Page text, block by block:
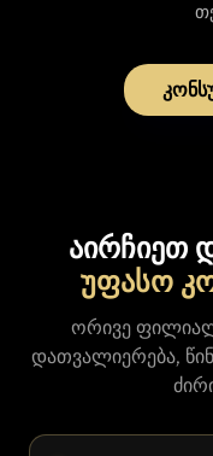
აირჩიეთ
უფასო
ორივე
დათვალიერება,